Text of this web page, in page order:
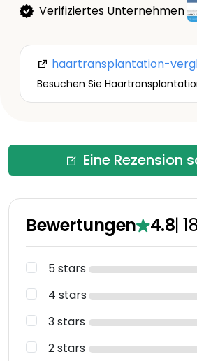
Verifiziertes Unternehmen
haartransplantation-
Besuchen Sie
Eine Rezension
Bewertungen 4.8|
5 stars
4 stars
3 stars
2 stars